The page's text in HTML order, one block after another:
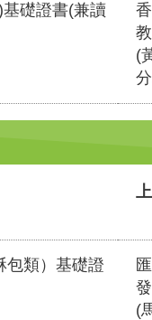
礎證書(兼讀
(
包類）基礎證
(